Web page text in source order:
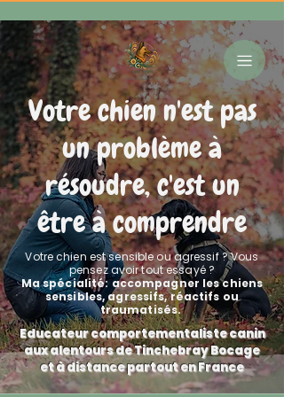
Votre chien n'est pas
un problème à
résoudre, c'est un
être à comprendre
Votre chien est sensible ou agressif ? Vous
pensez avoir tout essayé ?
Ma spécialité: accompagner les chiens
sensibles, agressifs, réactifs ou
traumatisés.
Educateur comportementaliste canin
aux alentours de Tinchebray Bocage
et à distance partout en France